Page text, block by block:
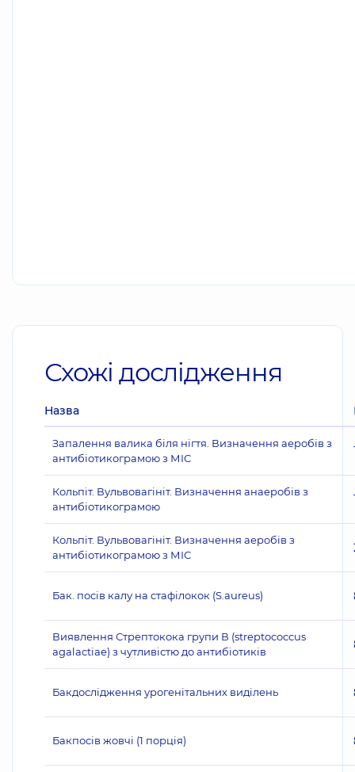
Схожі дослідження
Назва
Запалення валика біля нігтя. Визначення аеробів з
антибіотикограмою з МІС
Кольпіт. Вульвовагініт. Визначення анаеробів з
антибіотикограмою
Кольпіт. Вульвовагініт. Визначення аеробів з
антибіотикограмою з МІС
Бак. посів калу на стафілокок (S.aureus)
Виявлення Стрептокока групи В (streptococcus
agalactiae) з чутливістю до антибіотиків
Бакдослідження урогенітальних виділень
Бакпосів жовчі (1 порція)